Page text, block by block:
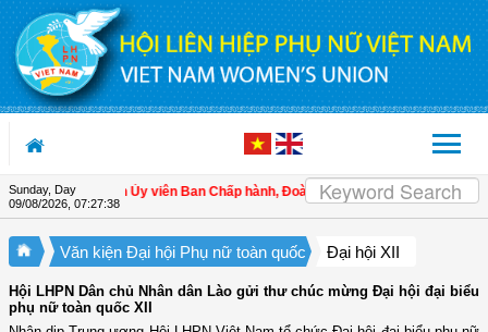
Skip to Content
Sunday, Day
09/08/2026, 07:27:38
Danh sách Ủy viên Ban Chấp hành, Đoàn Chủ tịch và Thường trực
Văn kiện Đại hội Phụ nữ toàn quốc Đại hội XII
Hội LHPN Dân chủ Nhân dân Lào gửi thư chúc mừng Đại hội đại biểu
phụ nữ toàn quốc XII